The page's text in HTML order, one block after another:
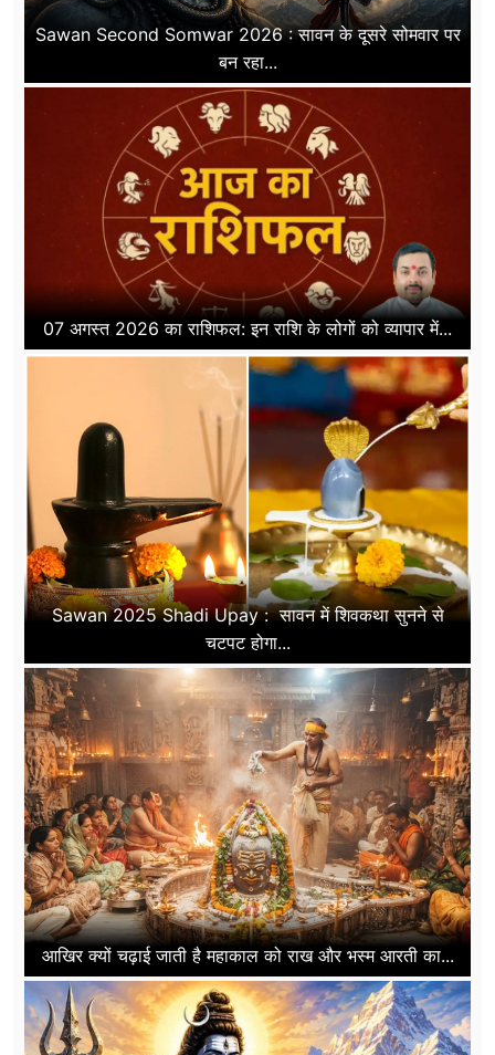
Sawan Second Somwar 2026 : सावन के दूसरे सोमवार पर
बन रहा...
07 अगस्त 2026 का राशिफल: इन राशि के लोगों को व्यापार में...
Sawan 2025 Shadi Upay : सावन में शिवकथा सुनने से
चटपट होगा...
आखिर क्यों चढ़ाई जाती है महाकाल को राख और भस्म आरती का...